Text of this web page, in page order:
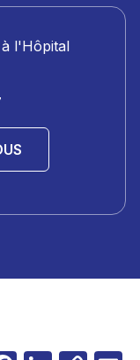
l'Hôpital